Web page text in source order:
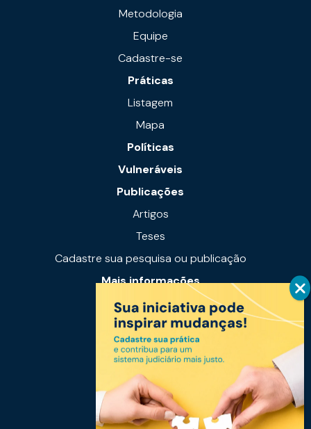
Metodologia
Equipe
Cadastre-se
Práticas
Listagem
Mapa
Políticas
Vulneráveis
Publicações
Artigos
Teses
Cadastre sua pesquisa ou publicação
Mais informações
Notícias
Links úteis
Fale conosco